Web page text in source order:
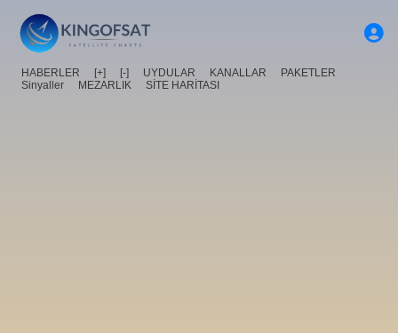
HABERLER [+] [-] UYDULAR KANALLAR
PAKETLER
Sinyaller
MEZARLIK SİTE HARİTASI